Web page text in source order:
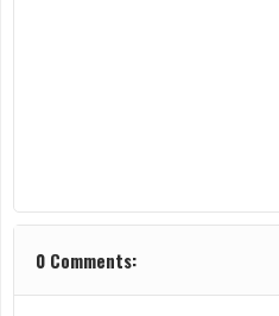
0 Comments: